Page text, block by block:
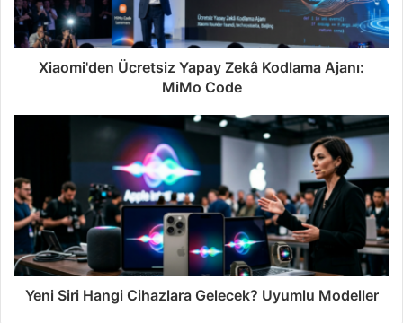
Xiaomi'den Ücretsiz Yapay Zekâ Kodlama Ajanı:
MiMo Code
Yeni Siri Hangi Cihazlara Gelecek? Uyumlu Modeller